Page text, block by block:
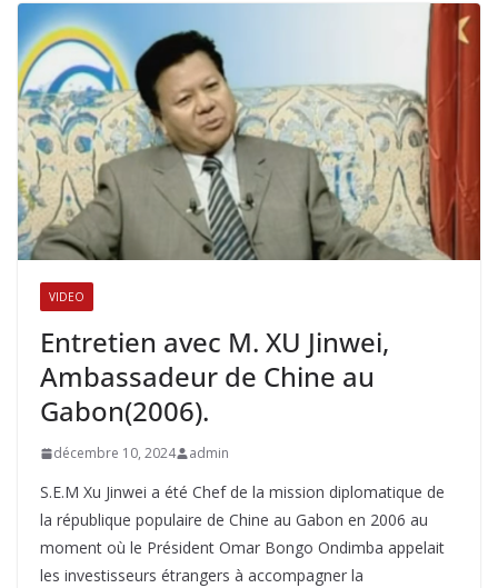
VIDEO
Entretien avec M. XU Jinwei,
Ambassadeur de Chine au
Gabon(2006).
décembre 10, 2024 admin
S.E.M Xu Jinwei a été Chef de la mission diplomatique de
la république populaire de Chine au Gabon en 2006 au
moment où le Président Omar Bongo Ondimba appelait
les investisseurs étrangers à accompagner la